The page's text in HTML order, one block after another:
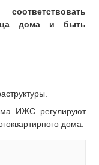
дома и быть
ИЖС регулируют
дома.